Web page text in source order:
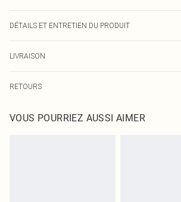
DÉTAILS ET ENTRETIEN DU PRODUIT
tissu utilisé, la couleur peut déteindre.
LIVRAISON
Livraison express France
Jusqu'à 2-3 jours ouvrables
RETOURS
pour nous retourner un article.
VOUS POURRIEZ AUSSI AIMER